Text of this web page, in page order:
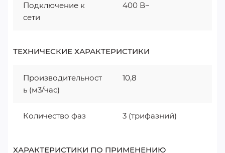
Подключение к
сети
400 В~
ТЕХНИЧЕСКИЕ ХАРАКТЕРИСТИКИ
Производительност
ь (м3/час)
10,8
Количество фаз 3 (трифазний)
ХАРАКТЕРИСТИКИ ПО ПРИМЕНЕНИЮ